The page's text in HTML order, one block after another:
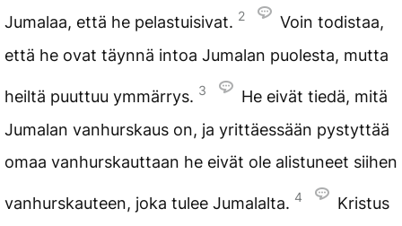
Jumalaa, että he pelastuisivat. 2
Voin todistaa,
että he ovat täynnä intoa Jumalan puolesta, mutta
heiltä puuttuu ymmärrys. 3
He eivät tiedä, mitä
Jumalan vanhurskaus on, ja yrittäessään pystyttää
omaa vanhurskauttaan he eivät ole alistuneet siihen
vanhurskauteen, joka tulee Jumalalta. 4
Kristus